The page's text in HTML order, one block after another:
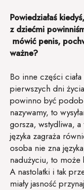
Powiedziałaś
z dziećmi
mówić penis,
ważne?
Bo inne części
pierwszych dni
powinno być
nazywamy, to
gorsza, wstydliwa,
języka zagraża
osoba nie zna
nadużyciu, to
A nastolatki i tak
miały jasność